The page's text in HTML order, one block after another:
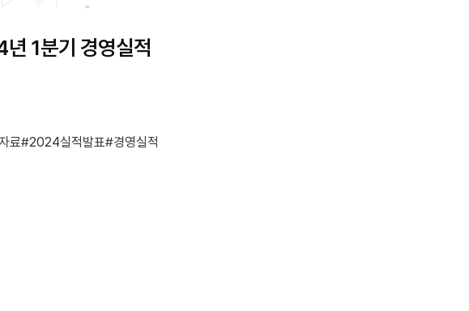
1분기 경영실적
료 2024실적발표
경영실적